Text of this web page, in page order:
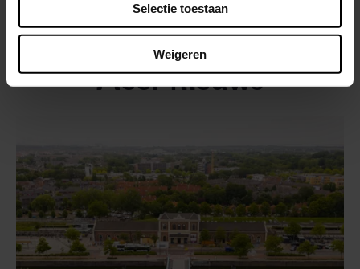
Selectie toestaan
Weigeren
Rijen spoorzone
Meer nieuws